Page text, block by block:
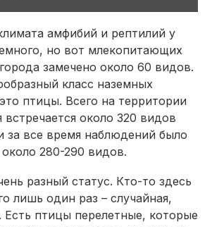
амфибий и рептилий у
но вот млекопитающих
замечено около 60 видов.
класс наземных
птицы. Всего на территории
встречается около 320 видов
за все время наблюдений было
280-290 видов.
разный статус. Кто-то здесь
лишь один раз – случайная,
Есть птицы перелетные, которые